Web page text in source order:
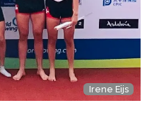
Irene Eijs